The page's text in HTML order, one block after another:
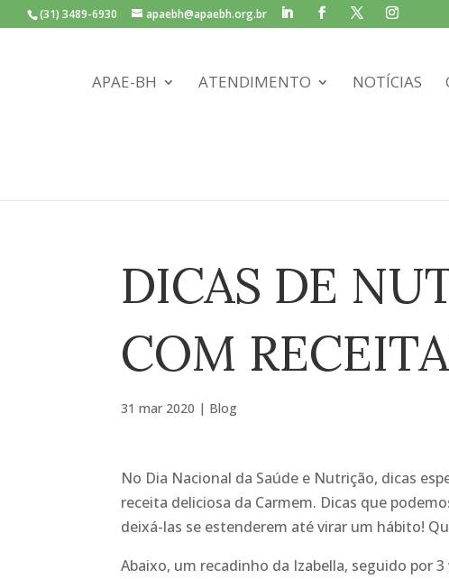
(31) 3489-6930 apaebh@apaebh.org.br
APAE-BH ATENDIMENTO NOTÍCIAS
DICAS DE
COM
31 mar 2020 | Blog
No Dia Nacional da Saúde e Nutrição, dicas
receita deliciosa da Carmem. Dicas que
deixá-las se estenderem até virar um hábito!
Abaixo, um recadinho da Izabella, seguido por